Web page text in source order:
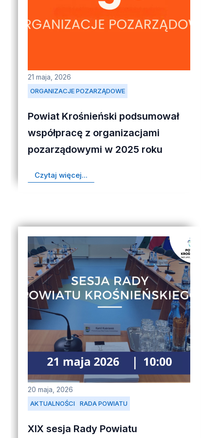
ORGANIZACJE POZARZĄDOWE
21 maja, 2026
Powiat Krośnieński podsumował
współpracę z organizacjami
pozarządowymi w 2025 roku
Czytaj więcej...
AKTUALNOŚCI RADA POWIATU
20 maja, 2026
XIX sesja Rady Powiatu